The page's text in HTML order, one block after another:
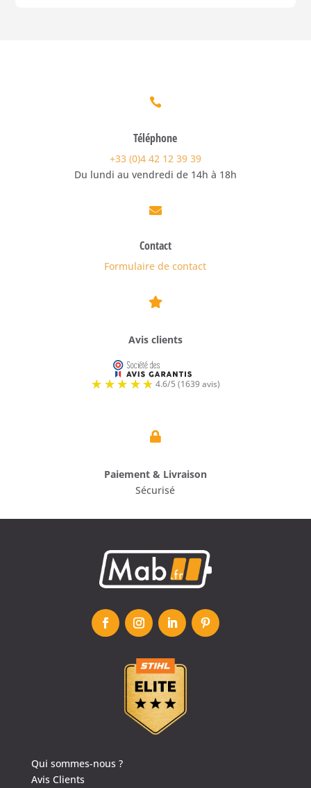

Téléphone
+33 (0)4 42 12 39 39
Du lundi au vendredi de 14h à 18h

Contact
Formulaire de contact

Avis clients

Paiement & Livraison
Sécurisé
Qui sommes-nous ?
Avis Clients